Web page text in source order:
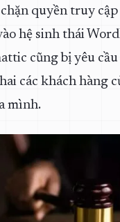
quyền truy cập
hệ sinh thái
cũng bị yêu cầu
các khách hàng
mình.